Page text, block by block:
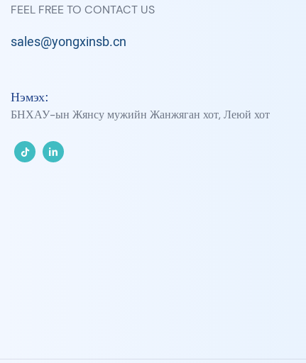
FEEL FREE TO CONTACT US
sales@yongxinsb.cn
Нэмэх:
БНХАУ-ын Жянсу мужийн Жанжяган хот, Леюй хот